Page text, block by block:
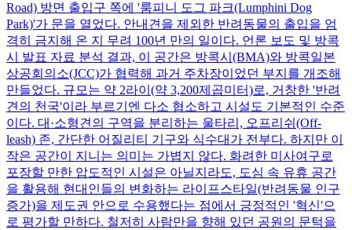
Road) 방면 출입구 쪽에 '룸피니 도그 파크(Lumphini Dog
Park)'가 문을 열었다. 안내견을 제외한 반려동물의 출입을 엄
격히 금지해 온 지 무려 100년 만의 일이다. 언론 보도 및 방콕
시 발표 자료 분석 결과, 이 공간은 방콕시(BMA)와 방콕일본
상공회의소(JCC)가 협력해 과거 주차장이었던 부지를 개조해
만들었다. 규모는 약 2라이(약 3,200제곱미터)로, 거창한 '반려
견의 천국'이라 부르기엔 다소 협소하고 시설도 기본적인 수준
이다. 대·소형견의 구역을 분리하는 울타리, 오프리쉬(Off-
leash) 존, 간단한 어질리티 기구와 식수대가 전부다. 하지만 이
작은 공간이 지니는 의미는 가볍지 않다. 화려한 미사여구로
포장할 만한 압도적인 시설은 아닐지라도, 도심 속 유휴 공간
을 활용해 현대인들의 변화하는 라이프스타일(반려동물 인구
증가)을 제도권 안으로 수용했다는 점에서 긍정적인 '혁신'으
로 평가할 만하다. 철저히 사람만을 향해 있던 공원의 문턱을